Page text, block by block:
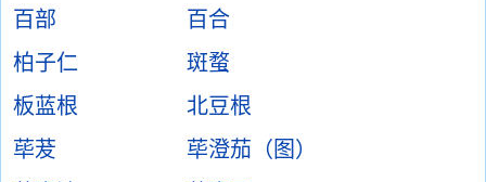
百部
百合
柏子仁
斑蝥
板蓝根
北豆根
荜茇
荜澄茄（图）